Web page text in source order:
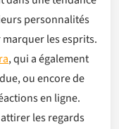
personnalités
les esprits.
, qui a également
ou encore de
en ligne.
les regards